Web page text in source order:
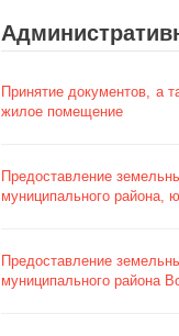
Принятие документов, а
жилое помещение
Предоставление
муниципального района,
Предоставление
муниципального района